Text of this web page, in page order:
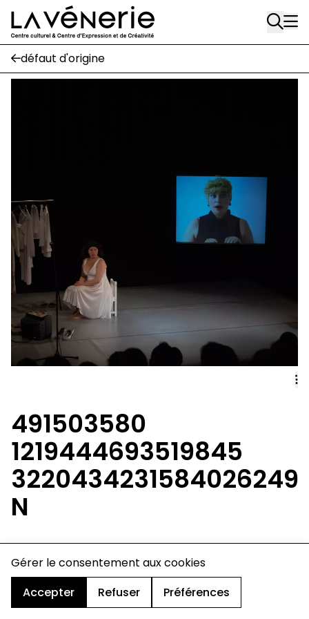
Gérer le consentement aux cookies
Accepter
Refuser Préférences
Aller au contenu principal
02 663 85 50
Écuries
Place Gilson, 3
- version papier
A
défaut d'origine
491503580
1219444693519845
3220434231584026249
N
charte de confidentialité
mentions légales
cookies
design & développement :